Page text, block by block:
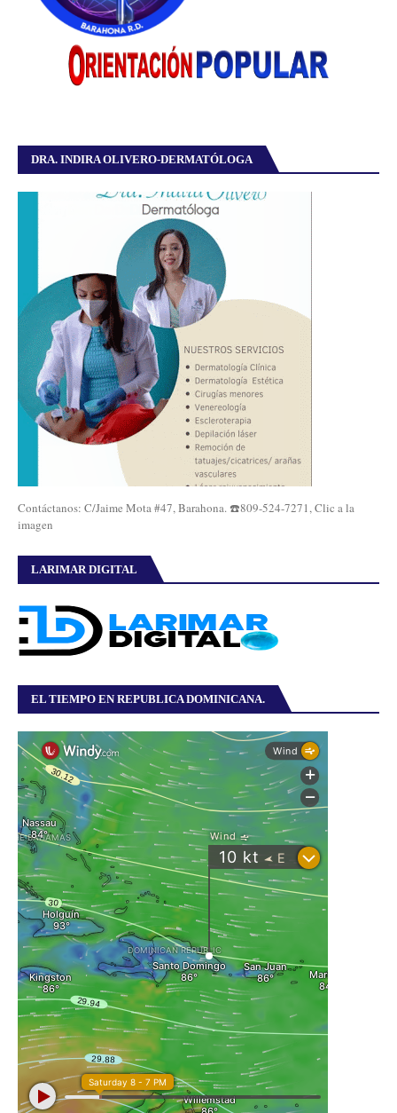
DRA. INDIRA OLIVERO-DERMATÓLOGA
Contáctanos: C/Jaime Mota #47, Barahona. ☎️809-524-7271, Clic a la
imagen
LARIMAR DIGITAL
EL TIEMPO EN REPUBLICA DOMINICANA.